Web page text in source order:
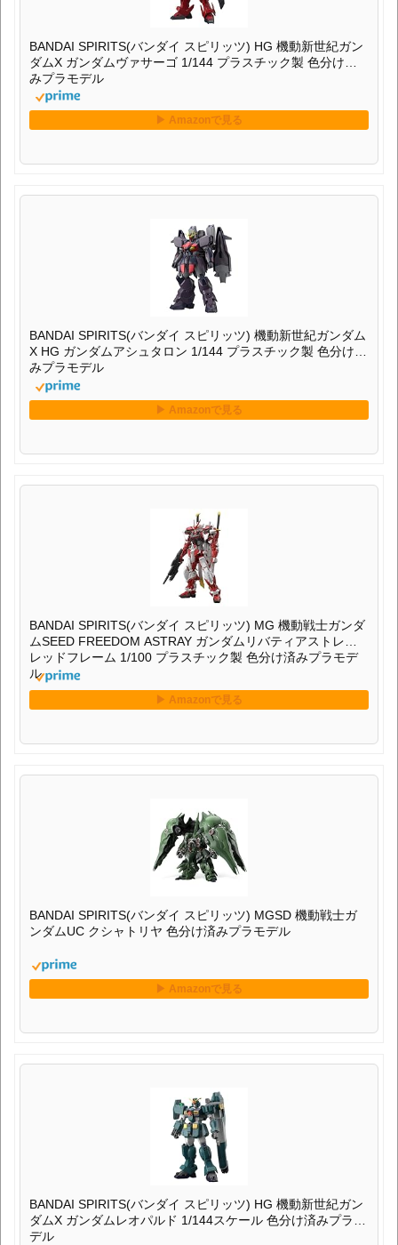
BANDAI SPIRITS(バンダイ スピリッツ) HG 機動新世紀ガン
ダムX ガンダムヴァサーゴ 1/144 プラスチック製 色分け済
みプラモデル
BANDAI SPIRITS(バンダイ スピリッツ) 機動新世紀ガンダム
X HG ガンダムアシュタロン 1/144 プラスチック製 色分け済
みプラモデル
BANDAI SPIRITS(バンダイ スピリッツ) MG 機動戦士ガンダ
ムSEED FREEDOM ASTRAY ガンダムリバティアストレイ
レッドフレーム 1/100 プラスチック製 色分け済みプラモデ
ル
BANDAI SPIRITS(バンダイ スピリッツ) MGSD 機動戦士ガ
ンダムUC クシャトリヤ 色分け済みプラモデル
BANDAI SPIRITS(バンダイ スピリッツ) HG 機動新世紀ガン
ダムX ガンダムレオパルド 1/144スケール 色分け済みプラモ
デル